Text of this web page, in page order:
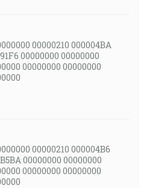
00000210 000004BA
00000000 00000000
00000000 00000000
00000210 000004B6
00000000 00000000
00000000 00000000